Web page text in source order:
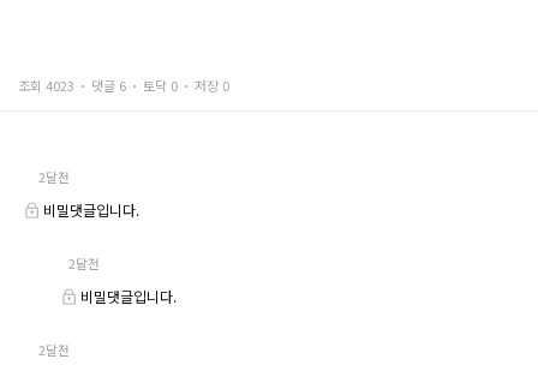
조회 4023 댓글 6 토닥 0 저장 0
2달전
비밀댓글입니다.
2달전
비밀댓글입니다.
2달전